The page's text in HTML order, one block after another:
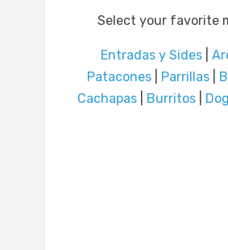
Select your favorite
Entradas y Sides
Patacones
Parrillas
Cachapas
Burritos